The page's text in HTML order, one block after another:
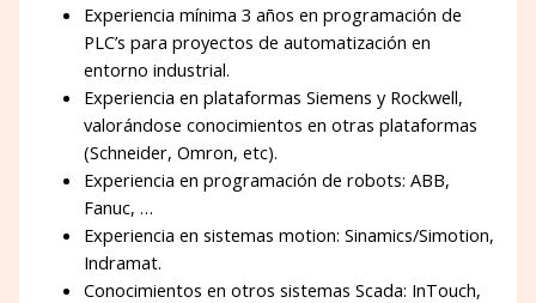
Experiencia mínima 3 años en programación de
PLC’s para proyectos de automatización en
entorno industrial.
Experiencia en plataformas Siemens y Rockwell,
valorándose conocimientos en otras plataformas
(Schneider, Omron, etc).
Experiencia en programación de robots: ABB,
Fanuc, …
Experiencia en sistemas motion: Sinamics/Simotion,
Indramat.
Conocimientos en otros sistemas Scada: InTouch,